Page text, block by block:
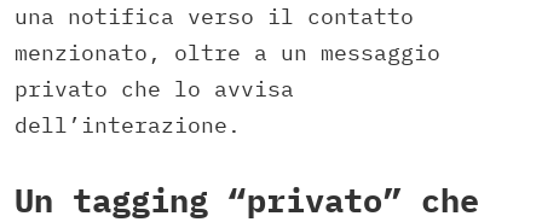
una notifica verso il contatto
menzionato, oltre a un messaggio
privato che lo avvisa
dell’interazione.
Un tagging “privato” che